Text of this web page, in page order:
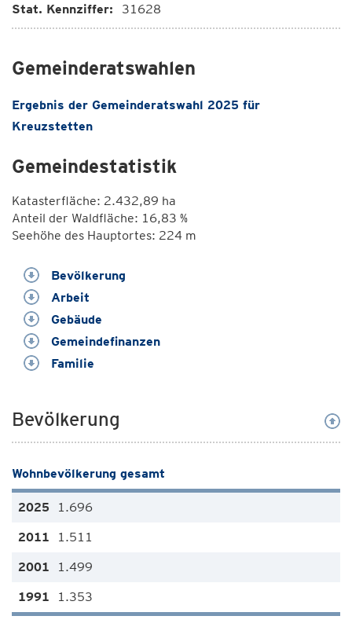
Stat. Kennziffer: 31628
Gemeinderatswahlen
Ergebnis der Gemeinderatswahl 2025 für
Kreuzstetten
Gemeindestatistik
Katasterfläche: 2.432,89 ha
Anteil der Waldfläche: 16,83 %
Seehöhe des Hauptortes: 224 m
Bevölkerung
Arbeit
Gebäude
Gemeindefinanzen
Familie
Bevölkerung
Wohnbevölkerung gesamt
1.696
1.511
1.499
1.353